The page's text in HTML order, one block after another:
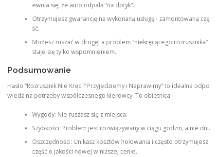
ewnia się, że auto odpala “na dotyk”.
Otrzymujesz gwarancję na wykonaną usługę i zamontowaną czę
ść.
Możesz ruszać w drogę, a problem “niekręcącego rozrusznika”
staje się tylko wspomnieniem.
Podsumowanie
Hasło “Rozrusznik Nie Kręci? Przyjedziemy i Naprawimy” to idealna odpo
wiedź na potrzeby współczesnego kierowcy. To obietnica:
Wygody: Nie ruszasz się z miejsca.
Szybkości: Problem jest rozwiązywany w ciągu godzin, a nie dni.
Oszczędności: Unikasz kosztów holowania i często otrzymujesz
część o jakości nowej w niższej cenie.